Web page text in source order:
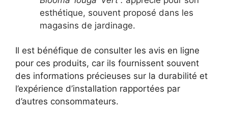
esthétique, souvent proposé dans les
magasins de jardinage.
Il est bénéfique de consulter les avis en ligne
pour ces produits, car ils fournissent souvent
des informations précieuses sur la durabilité et
l’expérience d’installation rapportées par
d’autres consommateurs.